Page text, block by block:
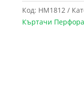
Код: HM1812
Къртачи